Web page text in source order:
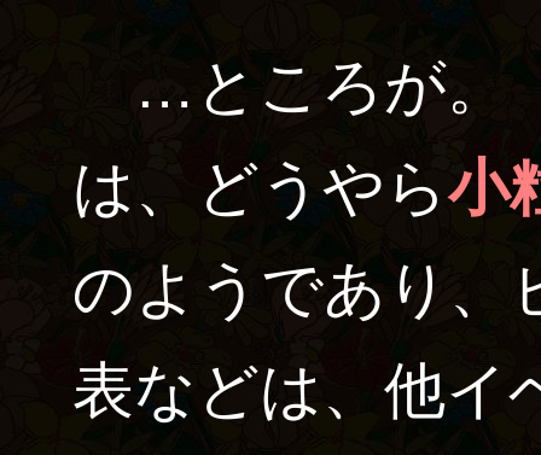
…ところが。
は、どうやら小
のようであり、
表などは、他イ